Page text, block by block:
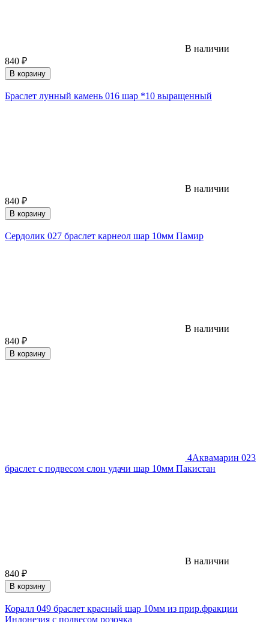
В наличии
840 ₽
В корзину
Браслет лунный камень 016 шар *10 выращенный
В наличии
840 ₽
В корзину
Сердолик 027 браслет карнеол шар 10мм Памир
В наличии
840 ₽
В корзину
4Аквамарин 023
браслет с подвесом слон удачи шар 10мм Пакистан
В наличии
840 ₽
В корзину
Коралл 049 браслет красный шар 10мм из прир.фракции
Индонезия с подвесом розочка